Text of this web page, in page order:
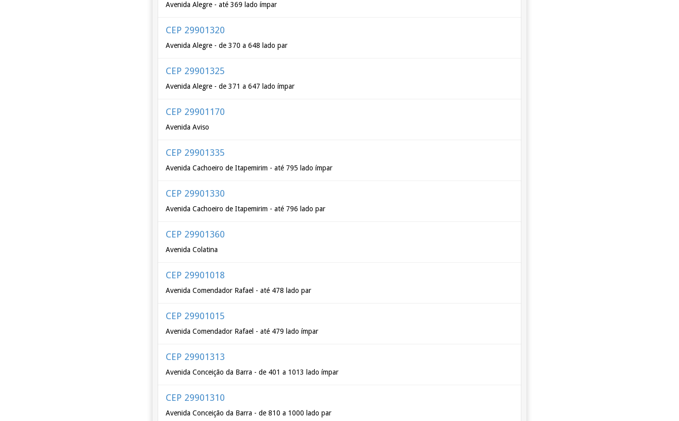
Avenida Alegre - até 369 lado ímpar
CEP 29901320
Avenida Alegre - de 370 a 648 lado par
CEP 29901325
Avenida Alegre - de 371 a 647 lado ímpar
CEP 29901170
Avenida Aviso
CEP 29901335
Avenida Cachoeiro de Itapemirim - até 795 lado ímpar
CEP 29901330
Avenida Cachoeiro de Itapemirim - até 796 lado par
CEP 29901360
Avenida Colatina
CEP 29901018
Avenida Comendador Rafael - até 478 lado par
CEP 29901015
Avenida Comendador Rafael - até 479 lado ímpar
CEP 29901313
Avenida Conceição da Barra - de 401 a 1013 lado ímpar
CEP 29901310
Avenida Conceição da Barra - de 810 a 1000 lado par